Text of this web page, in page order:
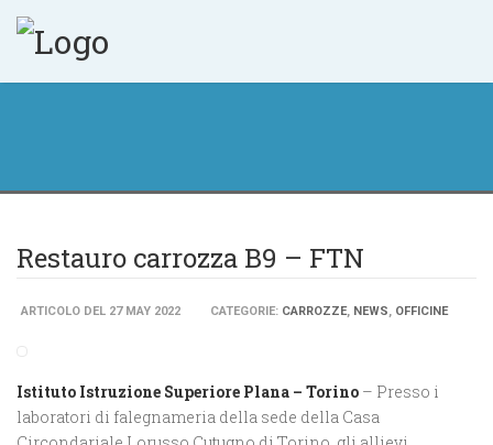
Restauro carrozza B9 – FTN
ARTICOLO DEL 27 MAY 2022 CATEGORIE: CARROZZE, NEWS, OFFICINE
Istituto Istruzione Superiore Plana – Torino – Presso i
laboratori di falegnameria della sede della Casa